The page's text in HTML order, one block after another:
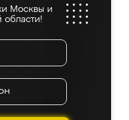
Москвы и
области!